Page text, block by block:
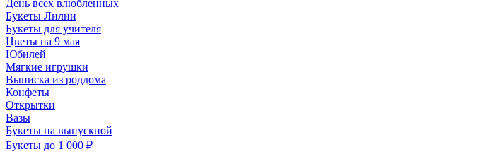
День всех влюбленных
Букеты Лилии
Букеты для учителя
Цветы на 9 мая
Юбилей
Мягкие игрушки
Выписка из роддома
Конфеты
Открытки
Вазы
Букеты на выпускной
Букеты до 1 000 ₽